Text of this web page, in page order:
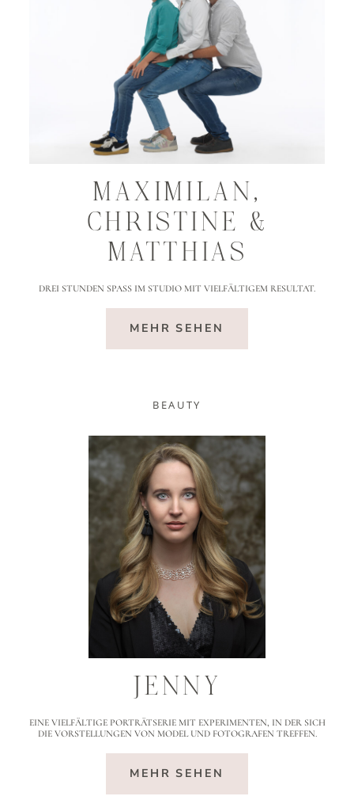
MAXIMILAN,
CHRISTINE &
MATTHIAS
DREI STUNDEN SPASS IM STUDIO MIT VIELFÄLTIGEM RESULTAT.
MEHR SEHEN
BEAUTY
JENNY
EINE VIELFÄLTIGE PORTRÄTSERIE MIT EXPERIMENTEN, IN DER SICH
DIE VORSTELLUNGEN VON MODEL UND FOTOGRAFEN TREFFEN.
MEHR SEHEN